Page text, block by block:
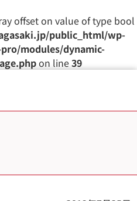
offset on value of type bool
public_html/wp-
modules/dynamic-
on line39